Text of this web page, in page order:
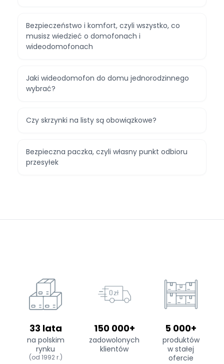
Bezpieczeństwo i komfort, czyli wszystko, co
musisz wiedzieć o domofonach i
wideodomofonach
Jaki wideodomofon do domu jednorodzinnego
wybrać?
Czy skrzynki na listy są obowiązkowe?
Bezpieczna paczka, czyli własny punkt odbioru
przesyłek
33 lata
na polskim
rynku
(od 1992 r.)
150 000+
zadowolonych
klientów
5 000+
produktów
w stałej
ofercie